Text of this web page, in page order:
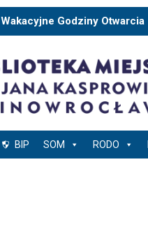
Wakacyjne Godziny Otwarcia
BIP SOM RODO